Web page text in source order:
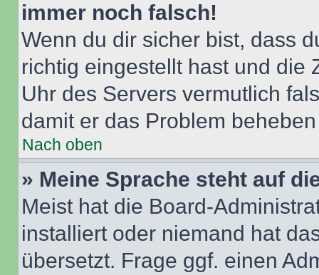
immer noch falsch!
Wenn du dir sicher bist, dass
richtig eingestellt hast und die
Uhr des Servers vermutlich
damit er das Problem
Nach oben
» Meine Sprache steht auf
Meist hat die Board-
installiert oder niemand hat
übersetzt. Frage ggf. einen